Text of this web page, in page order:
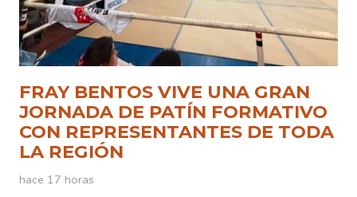
FRAY BENTOS VIVE UNA GRAN
JORNADA DE PATÍN FORMATIVO
CON REPRESENTANTES DE TODA
LA REGIÓN
hace 17 horas